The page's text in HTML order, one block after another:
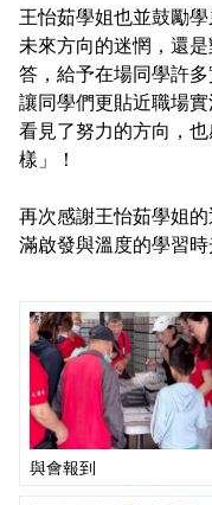
30+大學試辦計畫
課程地圖
課程地圖主頁
專業基礎必選修
王怡茹學姐也並鼓勵
未來方向的迷惘，還
答，給予在場同學許
讓同學們更貼近職場
看見了努力的方向，
樣」！
再次感謝王怡茹學姐
滿啟發與溫度的學習時
與會報到